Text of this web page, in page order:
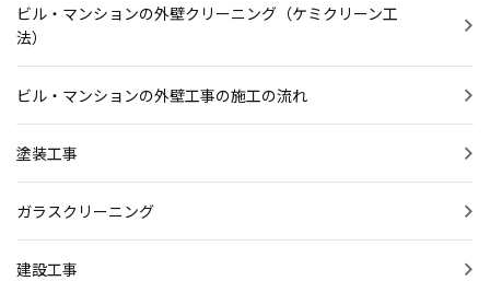
ビル・マンションの外壁クリーニング（ケミクリーン工
法）
ビル・マンションの外壁工事の施工の流れ
塗装工事
ガラスクリーニング
建設工事